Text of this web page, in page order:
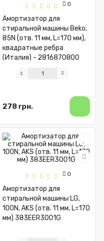
0
Амортизатор для
стиральной машины Beko,
85N (отв. 11 мм, L=170 мм),
квадратные ребра
(Италия) - 2816870800
278 грн.
0
Амортизатор для
стиральной машины LG,
100N, AKS (отв. 11 мм, L=170
мм) 383EER3001G